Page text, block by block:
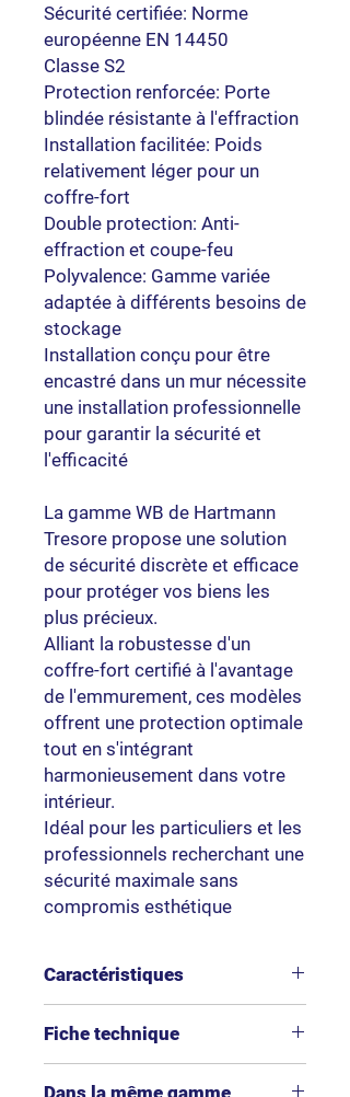
Sécurité certifiée: Norme
européenne EN 14450
Classe S2
Protection renforcée: Porte
blindée résistante à l'effraction
Installation facilitée: Poids
relativement léger pour un
coffre-fort
Double protection: Anti-
effraction et coupe-feu
Polyvalence: Gamme variée
adaptée à différents besoins de
stockage
Installation conçu pour être
encastré dans un mur nécessite
une installation professionnelle
pour garantir la sécurité et
l'efficacité
La gamme WB de Hartmann
Tresore propose une solution
de sécurité discrète et efficace
pour protéger vos biens les
plus précieux.
Alliant la robustesse d'un
coffre-fort certifié à l'avantage
de l'emmurement, ces modèles
offrent une protection optimale
tout en s'intégrant
harmonieusement dans votre
intérieur.
Idéal pour les particuliers et les
professionnels recherchant une
sécurité maximale sans
compromis esthétique
Caractéristiques
Marque
Fiche technique